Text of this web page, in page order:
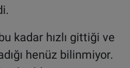
kadar hızlı gittiği ve
henüz bilinmiyor.